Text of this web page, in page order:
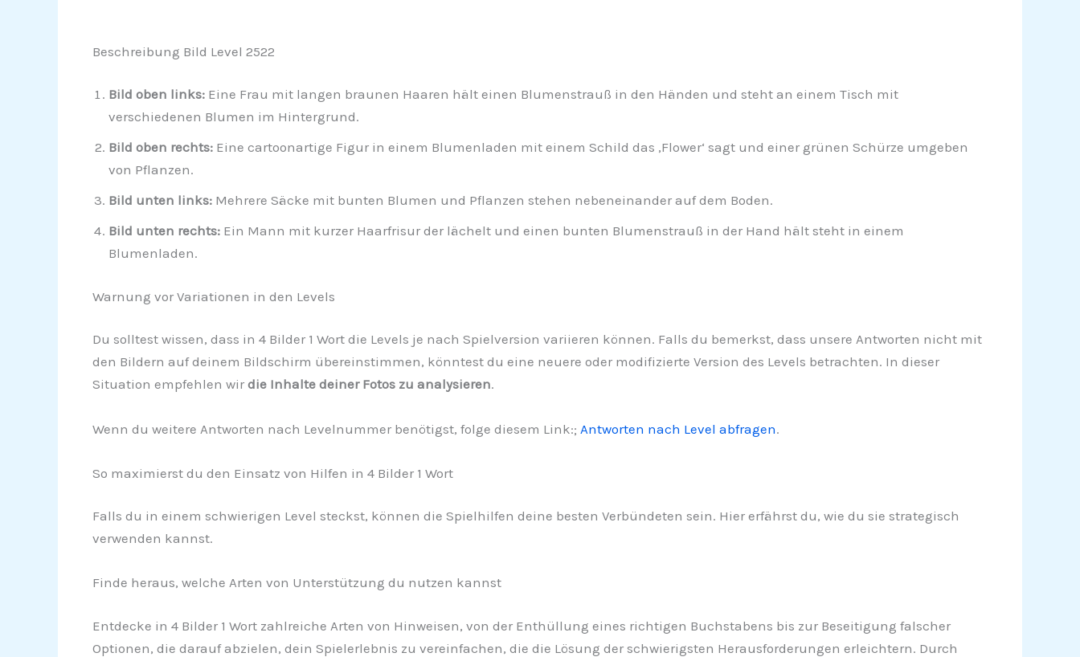
Beschreibung Bild Level 2522
Bild oben links:Eine Frau mit langen braunen Haaren hält einen Blumenstrauß in den Händen und steht an einem Tisch mit
verschiedenen Blumen im Hintergrund.
Bild oben rechts:Eine cartoonartige Figur in einem Blumenladen mit einem Schild das ‚Flower‘ sagt und einer grünen Schürze umgeben
von Pflanzen.
Bild unten links:Mehrere Säcke mit bunten Blumen und Pflanzen stehen nebeneinander auf dem Boden.
Bild unten rechts:Ein Mann mit kurzer Haarfrisur der lächelt und einen bunten Blumenstrauß in der Hand hält steht in einem
Blumenladen.
Warnung vor Variationen in den Levels
Du solltest wissen, dass in 4 Bilder 1 Wort die Levels je nach Spielversion variieren können. Falls du bemerkst, dass unsere Antworten nicht mit
den Bildern auf deinem Bildschirm übereinstimmen, könntest du eine neuere oder modifizierte Version des Levels betrachten. In dieser
Situation empfehlen wir die Inhalte deiner Fotos zu analysieren.
Wenn du weitere Antworten nach Levelnummer benötigst, folge diesem Link:; Antworten nach Level abfragen.
So maximierst du den Einsatz von Hilfen in 4 Bilder 1 Wort
Falls du in einem schwierigen Level steckst, können die Spielhilfen deine besten Verbündeten sein. Hier erfährst du, wie du sie strategisch
verwenden kannst.
Finde heraus, welche Arten von Unterstützung du nutzen kannst
Entdecke in 4 Bilder 1 Wort zahlreiche Arten von Hinweisen, von der Enthüllung eines richtigen Buchstabens bis zur Beseitigung falscher
Optionen, die darauf abzielen, dein Spielerlebnis zu vereinfachen, die die Lösung der schwierigsten Herausforderungen erleichtern. Durch